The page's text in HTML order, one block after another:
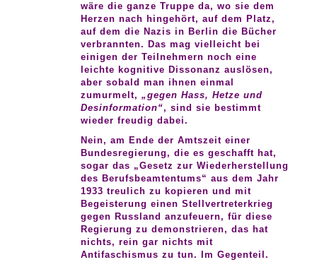
wäre die ganze Truppe da, wo sie dem
Herzen nach hingehört, auf dem Platz,
auf dem die Nazis in Berlin die Bücher
verbrannten. Das mag vielleicht bei
einigen der Teilnehmern noch eine
leichte kognitive Dissonanz auslösen,
aber sobald man ihnen einmal
zumurmelt,„gegen Hass, Hetze und
Desinformation“, sind sie bestimmt
wieder freudig dabei.
Nein, am Ende der Amtszeit einer
Bundesregierung, die es geschafft hat,
sogar das „Gesetz zur Wiederherstellung
des Berufsbeamtentums“ aus dem Jahr
1933 treulich zu kopieren und mit
Begeisterung einen Stellvertreterkrieg
gegen Russland anzufeuern, für diese
Regierung zu demonstrieren, das hat
nichts, rein gar nichts mit
Antifaschismus zu tun. Im Gegenteil.